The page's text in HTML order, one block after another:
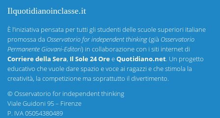
Ilquotidianoinclasse.it
È l’iniziativa pensata per tutti gli studenti delle scuole superiori italiane
promossa da Osservatorio for independent thinking(già Osservatorio
Permanente Giovani-Editori) in collaborazione con i siti internet di
Corriere della Sera, Il Sole 24 OreeQuotidiano.net. Un progetto
educativo che vuole dare spazio e voce ai ragazzi e che stimola la
creatività, la competizione ma soprattutto il divertimento.
©Osservatorio for independent thinking
Viale Guidoni 95 – Firenze
P. IVA 05054380489